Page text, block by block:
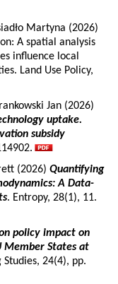
Martyna (2026)
A spatial analysis
influence local
Land Use Policy,
Jan (2026)
uptake.
subsidy
(2026) Quantifying
A Data-
. Entropy, 28(1), 11.
policy impact on
Member States at
Studies, 24(4), pp.